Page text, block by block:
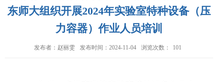
东师大组织开展2024年实验室特种设备（压
力容器）作业人员培训
发布者：赵丽雯 发布时间：2024-11-04 浏览次数： 101